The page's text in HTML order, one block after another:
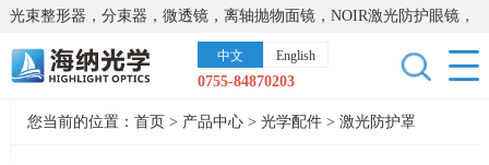
光束整形器，分束器，微透镜，离轴抛物面镜，NOIR激光防护眼镜，
太阳能模拟器，显微镜载物台，激光器，光谱仪，红外热像仪，激光
晶体
中文 English
0755-84870203
您当前的位置： 首页 > 产品中心> 光学配件 > 激光防护罩